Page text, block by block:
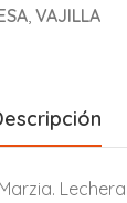
VAJILLA